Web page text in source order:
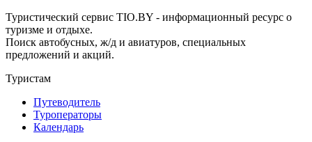
Туристический сервис TIO.BY - информационный ресурс о
туризме и отдыхе.
Поиск автобусных, ж/д и авиатуров, специальных
предложений и акций.
Туристам
Путеводитель
Туроператоры
Календарь